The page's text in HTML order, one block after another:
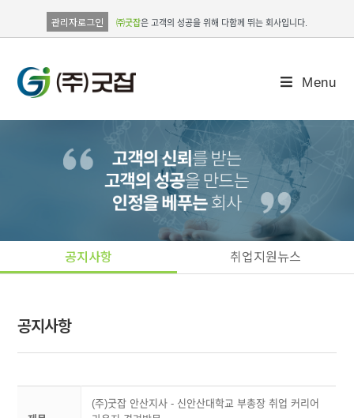
관리자로그인 ㈜굿잡은 고객의 성공을 위해 다함께 뛰는 회사입니다.
Menu
공지사항 취업지원뉴스
공지사항
(주)굿잡 안산지사 - 신안산대학교 부총장 취업 커리어